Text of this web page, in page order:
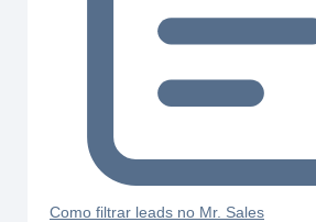
Como filtrar leads no Mr. Sales